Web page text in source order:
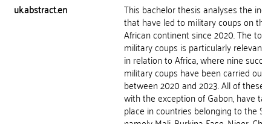
uk.abstract.en
This bachelor thesis analyses the
that have led to military coups on the
African continent since 2020. The
military coups is particularly relevant
in relation to Africa, where nine
military coups have been carried out
between 2020 and 2023. All of these
with the exception of Gabon, have
place in countries belonging to the